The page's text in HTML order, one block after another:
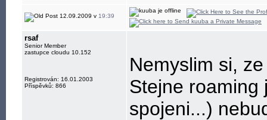
12.09.2009 v 19:39
rsaf
Senior Member
zastupce cloudu 10.152
Registrován: 16.01.2003
Příspěvků: 866
Nemyslim si,
Stejne roaming
spojeni...)